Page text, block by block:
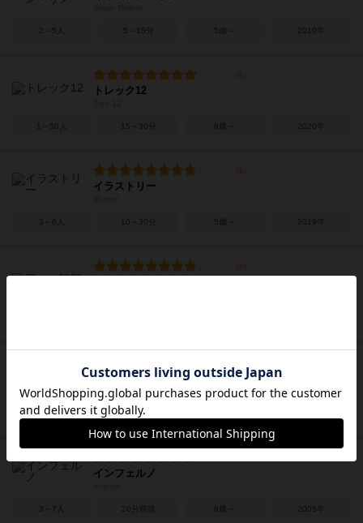
2～5人 5～15分 5歳～ 2010年
トレック12
1～50人 15～30分 8歳～ 2020年
イラストリー
3～6人 10～30分 5歳～ 2019年
クワークル
Qwirkle
2～4人 30～60分
インフェルノ
3～7人 20分前後 8歳～ 2005年